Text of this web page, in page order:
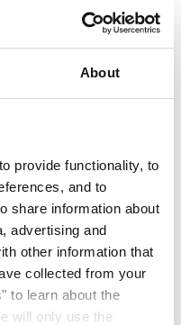
to provide
preferences, and to
We also share information
media, advertising and
it with other
they have collected from
details" to learn about the
We will only use the